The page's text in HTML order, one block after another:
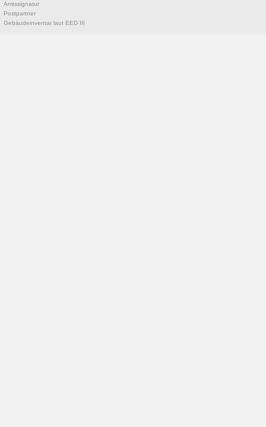
Amtssignatur
Postpartner
Gebäudeinventar laut EED III